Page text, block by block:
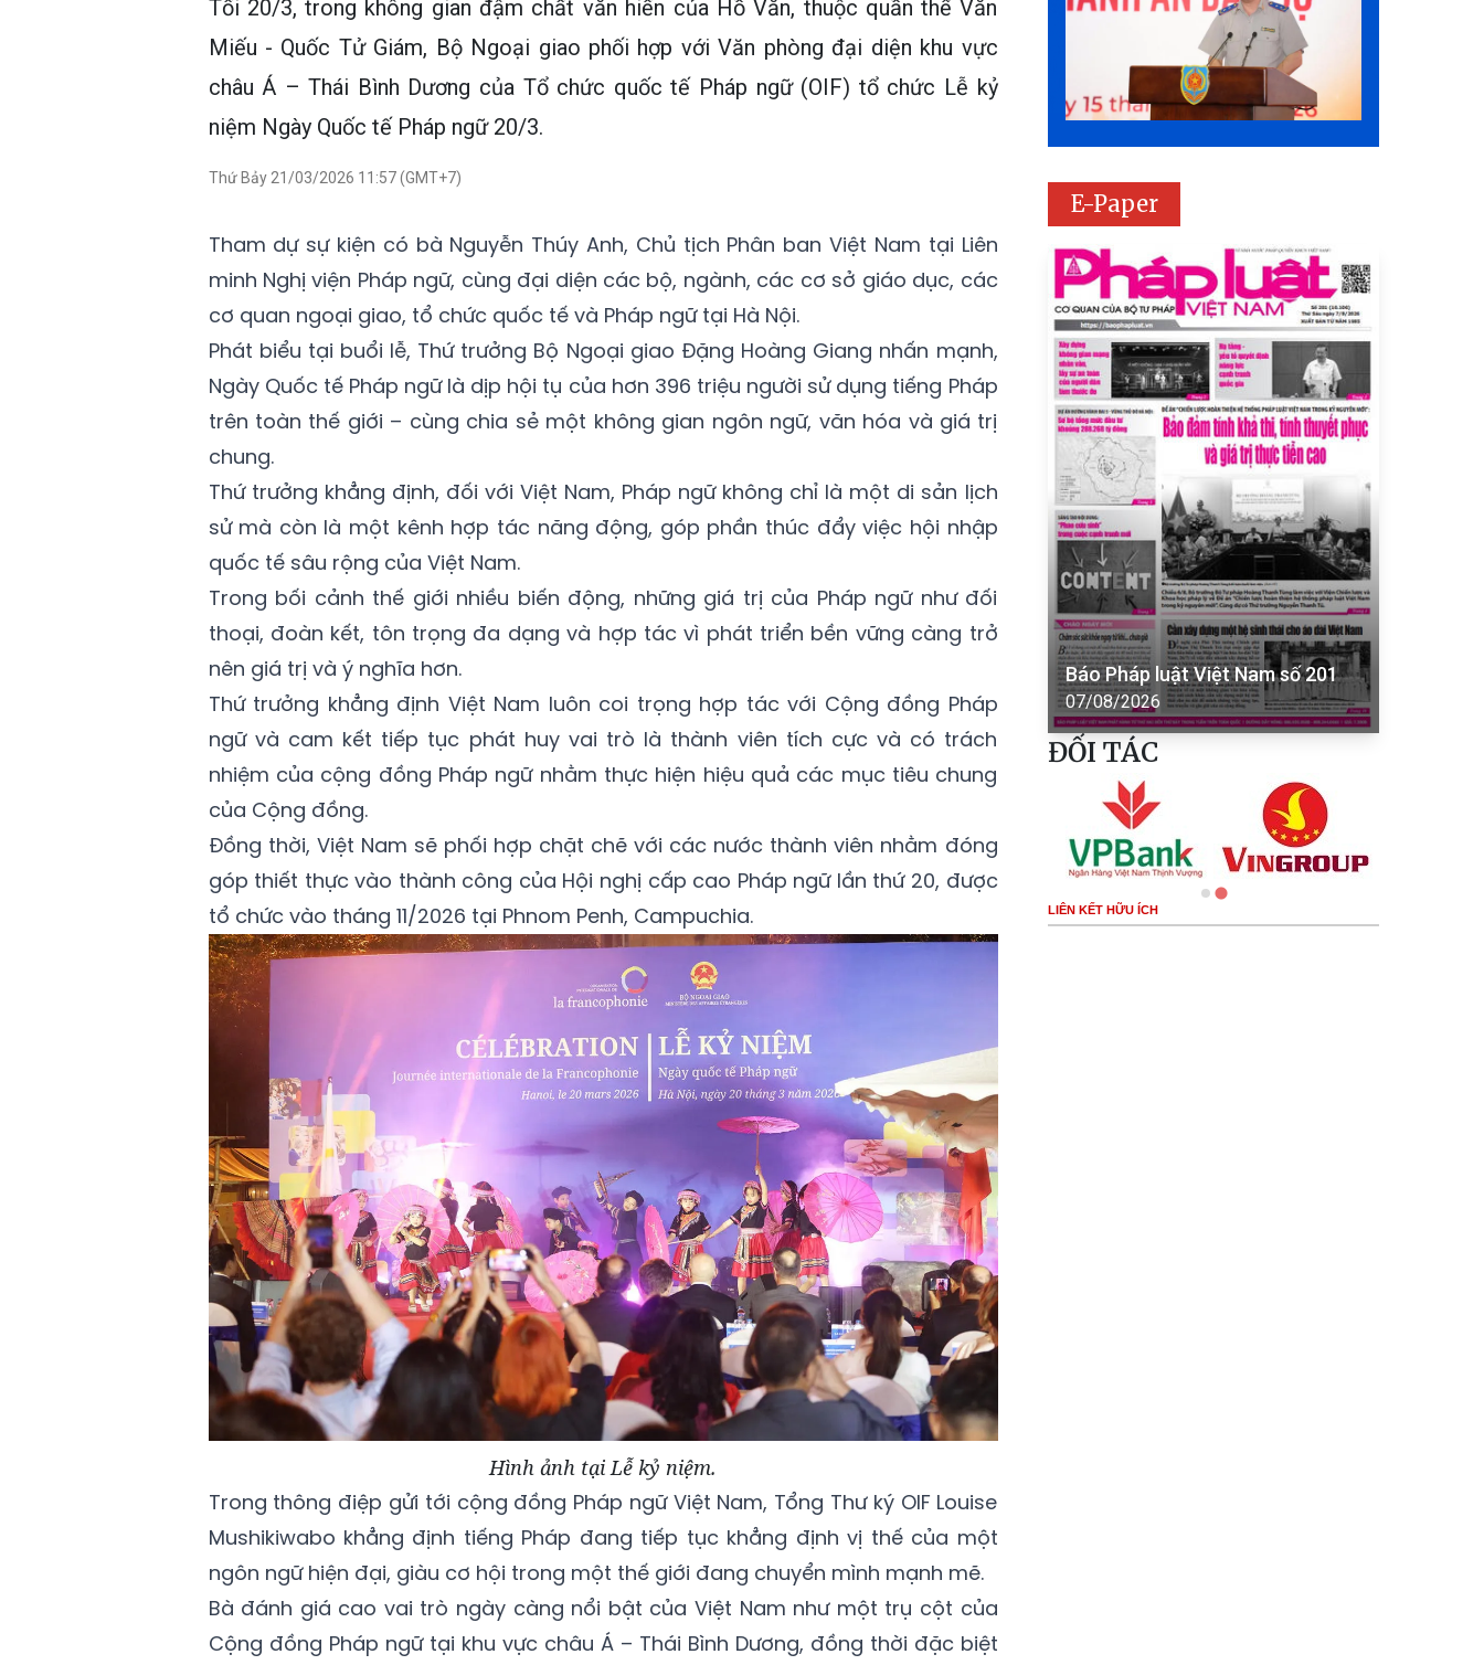
Tối 20/3, trong không gian đậm chất văn hiến của Hồ Văn, thuộc quần thể Văn
Miếu - Quốc Tử Giám, Bộ Ngoại giao phối hợp với Văn phòng đại diện khu vực
châu Á – Thái Bình Dương của Tổ chức quốc tế Pháp ngữ (OIF) tổ chức Lễ kỷ
niệm Ngày Quốc tế Pháp ngữ 20/3.
Thứ Bảy 21/03/2026 11:57 (GMT+7)
Tham dự sự kiện có bà Nguyễn Thúy Anh, Chủ tịch Phân ban Việt Nam tại Liên
minh Nghị viện Pháp ngữ, cùng đại diện các bộ, ngành, các cơ sở giáo dục, các
cơ quan ngoại giao, tổ chức quốc tế và Pháp ngữ tại Hà Nội.
Phát biểu tại buổi lễ, Thứ trưởng Bộ Ngoại giao Đặng Hoàng Giang nhấn mạnh,
Ngày Quốc tế Pháp ngữ là dịp hội tụ của hơn 396 triệu người sử dụng tiếng Pháp
trên toàn thế giới – cùng chia sẻ một không gian ngôn ngữ, văn hóa và giá trị
chung.
Thứ trưởng khẳng định, đối với Việt Nam, Pháp ngữ không chỉ là một di sản lịch
sử mà còn là một kênh hợp tác năng động, góp phần thúc đẩy việc hội nhập
quốc tế sâu rộng của Việt Nam.
Trong bối cảnh thế giới nhiều biến động, những giá trị của Pháp ngữ như đối
thoại, đoàn kết, tôn trọng đa dạng và hợp tác vì phát triển bền vững càng trở
nên giá trị và ý nghĩa hơn.
Thứ trưởng khẳng định Việt Nam luôn coi trọng hợp tác với Cộng đồng Pháp
ngữ và cam kết tiếp tục phát huy vai trò là thành viên tích cực và có trách
nhiệm của cộng đồng Pháp ngữ nhằm thực hiện hiệu quả các mục tiêu chung
của Cộng đồng.
Đồng thời, Việt Nam sẽ phối hợp chặt chẽ với các nước thành viên nhằm đóng
góp thiết thực vào thành công của Hội nghị cấp cao Pháp ngữ lần thứ 20, được
tổ chức vào tháng 11/2026 tại Phnom Penh, Campuchia.
Hình ảnh tại Lễ kỷ niệm.
Trong thông điệp gửi tới cộng đồng Pháp ngữ Việt Nam, Tổng Thư ký OIF Louise
Mushikiwabo khẳng định tiếng Pháp đang tiếp tục khẳng định vị thế của một
ngôn ngữ hiện đại, giàu cơ hội trong một thế giới đang chuyển mình mạnh mẽ.
Bà đánh giá cao vai trò ngày càng nổi bật của Việt Nam như một trụ cột của
Cộng đồng Pháp ngữ tại khu vực châu Á – Thái Bình Dương, đồng thời đặc biệt
E-Paper
Báo Pháp luật Việt Nam số 201
07/08/2026
ĐỐI TÁC
LIÊN KẾT HỮU ÍCH